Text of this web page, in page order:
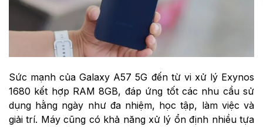
Sức mạnh của Galaxy A57 5G đến từ vi xử lý Exynos
1680 kết hợp RAM 8GB, đáp ứng tốt các nhu cầu sử
dụng hằng ngày như đa nhiệm, học tập, làm việc và
giải trí. Máy cũng có khả năng xử lý ổn định nhiều tựa